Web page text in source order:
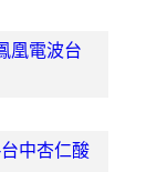
凰電波台
中杏仁酸